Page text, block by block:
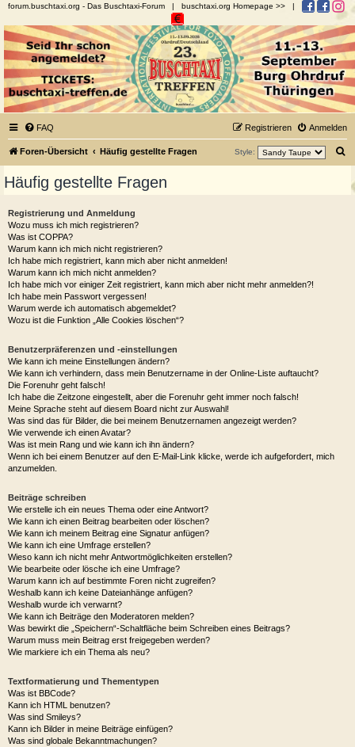
forum.buschtaxi.org - Das Buschtaxi-Forum | buschtaxi.org Homepage >> |
Buschtaxi.org
Das Buschtaxi-Forum
FAQ Anmelden
Registrieren
Foren-Übersicht Häufig gestellte Fragen Style:
Häufig gestellte Fragen
Registrierung und Anmeldung
Wozu muss ich mich registrieren?
Was ist COPPA?
Warum kann ich mich nicht registrieren?
Ich habe mich registriert, kann mich aber nicht anmelden!
Warum kann ich mich nicht anmelden?
Ich habe mich vor einiger Zeit registriert, kann mich aber nicht mehr anmelden?!
Ich habe mein Passwort vergessen!
Warum werde ich automatisch abgemeldet?
Wozu ist die Funktion „Alle Cookies löschen“?
Benutzerpräferenzen und -einstellungen
Wie kann ich meine Einstellungen ändern?
Wie kann ich verhindern, dass mein Benutzername in der Online-Liste auftaucht?
Die Forenuhr geht falsch!
Ich habe die Zeitzone eingestellt, aber die Forenuhr geht immer noch falsch!
Meine Sprache steht auf diesem Board nicht zur Auswahl!
Was sind das für Bilder, die bei meinem Benutzernamen angezeigt werden?
Wie verwende ich einen Avatar?
Was ist mein Rang und wie kann ich ihn ändern?
Wenn ich bei einem Benutzer auf den E-Mail-Link klicke, werde ich aufgefordert, mich
anzumelden.
Beiträge schreiben
Wie erstelle ich ein neues Thema oder eine Antwort?
Wie kann ich einen Beitrag bearbeiten oder löschen?
Wie kann ich meinem Beitrag eine Signatur anfügen?
Wie kann ich eine Umfrage erstellen?
Wieso kann ich nicht mehr Antwortmöglichkeiten erstellen?
Wie bearbeite oder lösche ich eine Umfrage?
Warum kann ich auf bestimmte Foren nicht zugreifen?
Weshalb kann ich keine Dateianhänge anfügen?
Weshalb wurde ich verwarnt?
Wie kann ich Beiträge den Moderatoren melden?
Was bewirkt die „Speichern“-Schaltfläche beim Schreiben eines Beitrags?
Warum muss mein Beitrag erst freigegeben werden?
Wie markiere ich ein Thema als neu?
Textformatierung und Thementypen
Was ist BBCode?
Kann ich HTML benutzen?
Was sind Smileys?
Kann ich Bilder in meine Beiträge einfügen?
Was sind globale Bekanntmachungen?